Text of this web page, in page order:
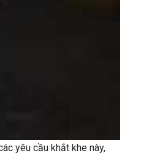
yêu cầu khắt khe này,